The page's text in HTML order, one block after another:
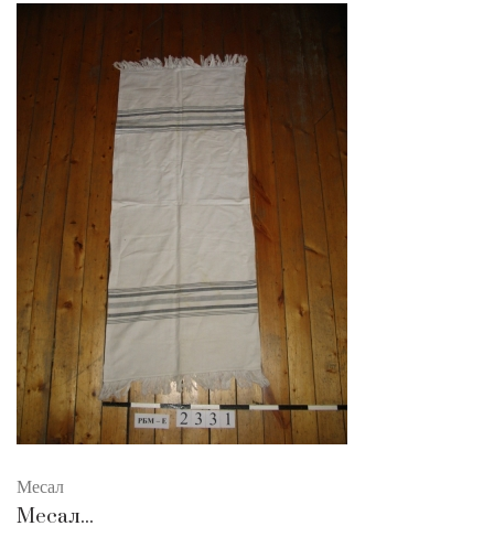
Месал
Месал...